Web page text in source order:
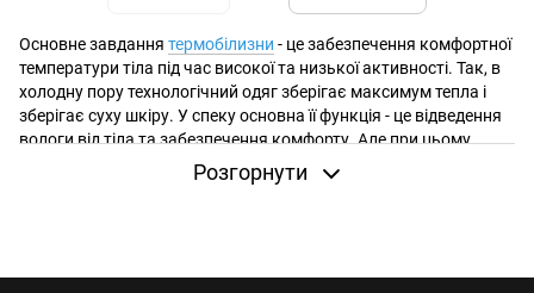
Основне завдання термобілизни - це забезпечення комфортної
температури тіла під час високої та низької активності. Так, в
холодну пору технологічний одяг зберігає максимум тепла і
зберігає суху шкіру. У спеку основна її функція - це відведення
вологи від тіла та забезпечення комфорту. Але при цьому,
виробники враховують особливості теплообміну чоловічого та
жіночого тіла, і розробляють окремо
теплоізоляції. Тут важливо пам'ятати, що поріг чутливості і
Розгорнути